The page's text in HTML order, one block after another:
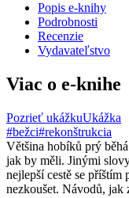
Popis e-knihy
Podrobnosti
Recenzie
Vydavateľstvo
Viac o e-knihe
Pozrieť ukážkuUkážka
#bežci#rekonštrukcia
Většina hobíků prý
jak by měli. Jinými
nejlepší cestě se příštím
nezkoušet. Návodů, jak